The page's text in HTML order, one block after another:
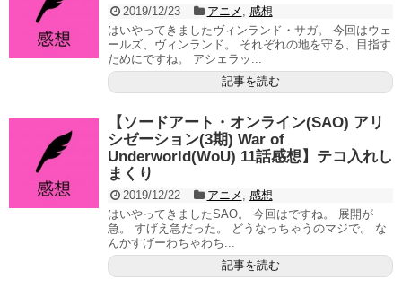
2019/12/23 アニメ , 感想
はいやってきましたヴィンランド・サガ。 今回はウェ
ールズ、ヴィンランド。 それぞれの地を守る、目指す
ためにですね。 アシェラッ...
記事を読む
【ソードアート・オンライン(SAO) アリ
シゼーション(3期) War of
Underworld(WoU) 11話感想】テコ入れし
まくり
2019/12/22 アニメ , 感想
はいやってきましたSAO。 今回はですね。 展開が
急。 すげえ急だった。 どうなっちゃうのマジで。 な
んかすげーわちゃわち...
記事を読む